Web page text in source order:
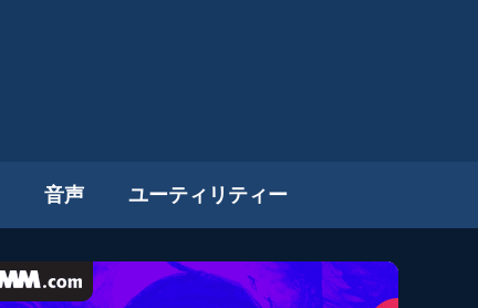
音声 ユーティリティー